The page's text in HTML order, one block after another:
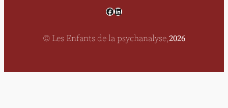
Facebook
LinkedIn
© Les Enfants de la psychanalyse,2026